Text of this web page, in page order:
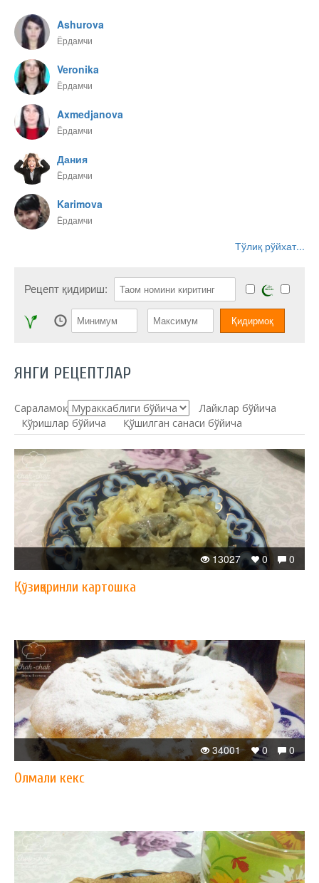
Ashurova
Ёрдамчи
Veronika
Ёрдамчи
Axmedjanova
Ёрдамчи
Дания
Ёрдамчи
Karimova
Ёрдамчи
Тўлиқ рўйхат...
Рецепт қидириш:
ЯНГИ РЕЦЕПТЛАР
Сараламоқ:
Лайклар бўйича
Кўришлар бўйича
Қўшилган санаси бўйича
0
0
13027
Қўзиқоринли картошка
0
0
34001
Олмали кекс